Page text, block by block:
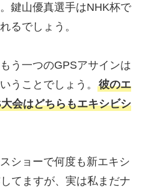
鍵山優真選手はNHK杯で
るでしょう。
う一つのGPSアサインは
うことでしょう。彼のエ
会はどちらもエキシビシ
ショーで何度も新エキシ
てますが、実は私まだナ